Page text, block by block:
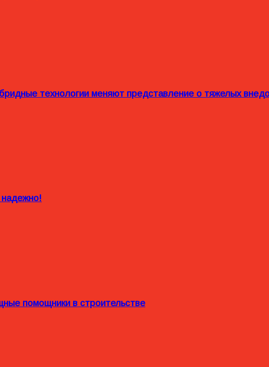
технологии меняют представление о тяжелых
помощники в строительстве